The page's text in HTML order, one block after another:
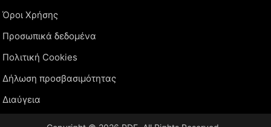
Όροι Χρήσης
Προσωπικά δεδομένα
Πολιτική Cookies
Δήλωση προσβασιμότητας
Διαύγεια